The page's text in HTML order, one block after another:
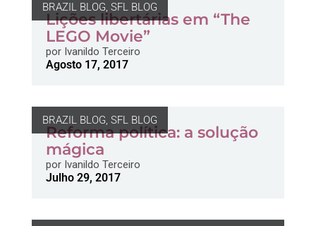
BRAZIL BLOG, SFL BLOG
Lições libertárias em “The
LEGO Movie”
porIvanildo Terceiro
Agosto 17, 2017
BRAZIL BLOG, SFL BLOG
Reforma política: a solução
mágica
porIvanildo Terceiro
Julho 29, 2017